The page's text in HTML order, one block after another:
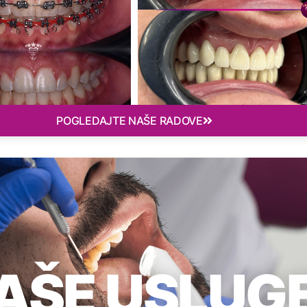
POGLEDAJTE NAŠE RADOVE